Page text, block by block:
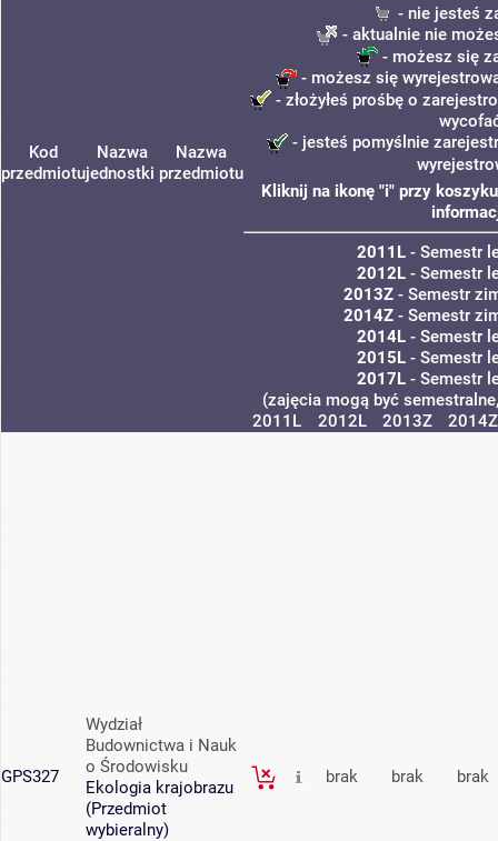
Kod
przedmiotu
Nazwa
jednostki
Nazwa
przedmiotu
- nie jesteś
- aktualnie nie
- możesz się
- możesz się
- złożyłeś prośbę o
- jesteś pomyślnie
Kliknij na ikonę "i" przy
2011L- Semestr
2012L- Semestr
2013Z- Semestr
2014Z- Semestr
2014L- Semestr
2015L- Semestr
2017L- Semestr
(zajęcia mogą być
2011L
2012L 2013Z 2014Z
GPS327
Wydział
Budownictwa i Nauk
o Środowisku
Ekologia krajobrazu
(Przedmiot
wybieralny)
brak brak brak